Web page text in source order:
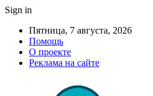
Sign in
Пятница, 7 августа, 2026
Помощь
О проекте
Реклама на сайте